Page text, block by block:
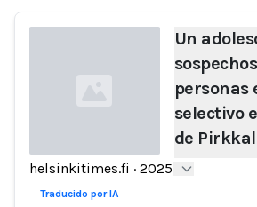
Loading...
Un
personas
selectivo
de
helsinkitimes.fi · 2025
Traducido por IA